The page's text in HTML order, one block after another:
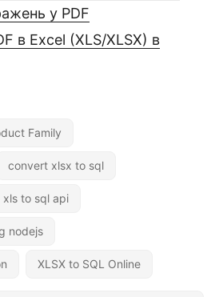
у PDF
в Excel (XLS/XLSX) в
Family
convert xlsx to sql
xls to sql api
nodejs
XLSX to SQL Online